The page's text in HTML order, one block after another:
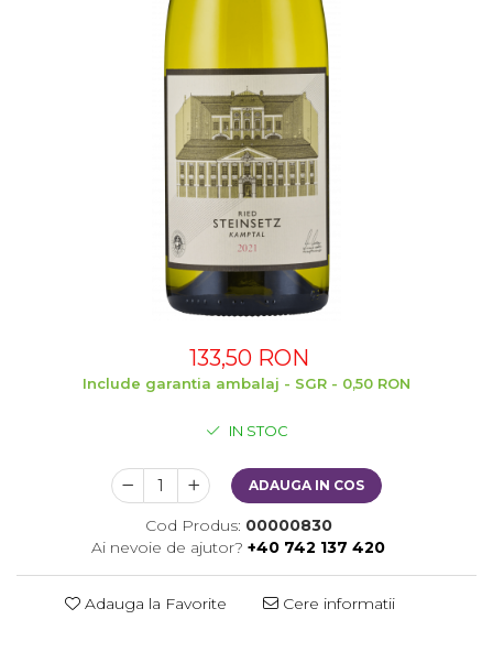
133,50 RON
Include garantia ambalaj - SGR - 0,50 RON
IN STOC
ADAUGA IN COS
Cod Produs: 00000830
Ai nevoie de ajutor? +40 742 137 420
Adauga la Favorite Cere informatii